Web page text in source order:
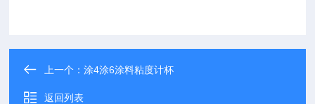
上一个：涂4涂6涂料粘度计杯
返回列表